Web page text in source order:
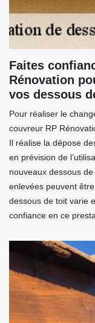
Faites
Rénovation
vos dessous
Pour réaliser le
couvreur RP
Il réalise la dépose
en prévision de
nouveaux dessous
enlevées peuvent
dessous de toit varie
confiance en ce